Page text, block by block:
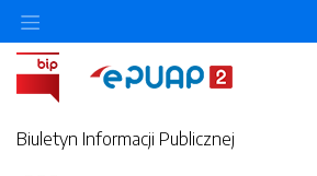
Biuletyn Informacji Publicznej